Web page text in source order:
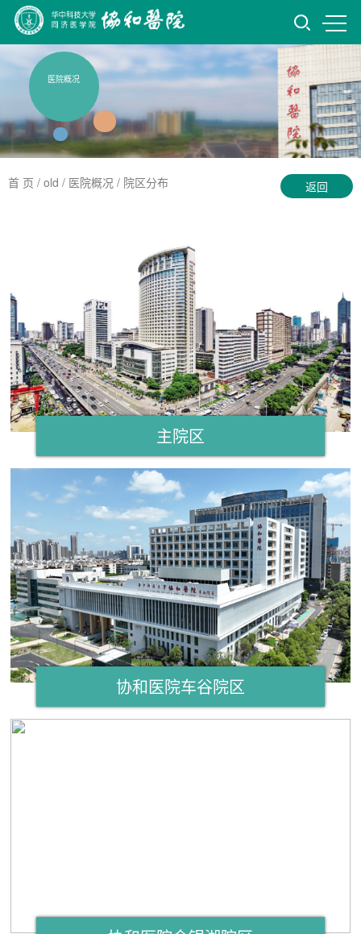
医院概况
首 页 / old / 医院概况 / 院区分布 返回
主院区
协和医院车谷院区